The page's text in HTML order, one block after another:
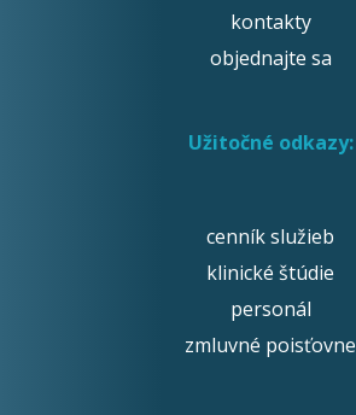
kontakty
objednajte sa
Užitočné odkazy:
cenník služieb
klinické štúdie
personál
zmluvné poisťovne